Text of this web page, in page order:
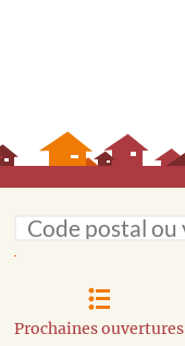
Prochaines ouvertures